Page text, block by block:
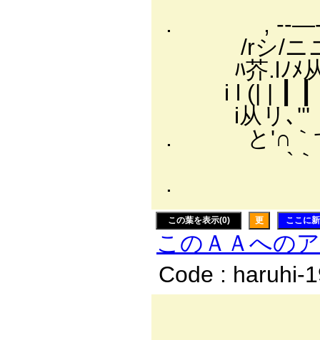
. , -‐―‐-
/rシ/ニ
ﾊ芥.lﾉﾒ从
i l (| | ┃ ┃ i
i从リ､''' ヮ
. と'∩｀弋
`｀ヾ
. ￣/
この葉を表示(0) 更 ここに
このＡＡへの
Code : haruhi-